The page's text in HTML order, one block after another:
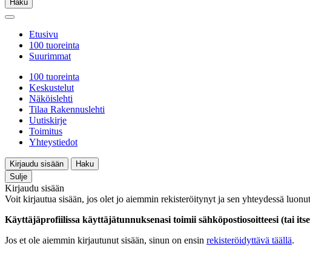
Haku
Etusivu
100 tuoreinta
Suurimmat
100 tuoreinta
Keskustelut
Näköislehti
Tilaa Rakennuslehti
Uutiskirje
Toimitus
Yhteystiedot
Kirjaudu sisään
Haku
Sulje
Kirjaudu sisään
Voit kirjautua sisään, jos olet jo aiemmin rekisteröitynyt ja sen yhteydessä
Käyttäjäprofiilissa käyttäjätunnuksenasi toimii sähköpostiosoitteesi (tai
Jos et ole aiemmin kirjautunut sisään, sinun on ensin rekisteröidyttävä täällä.